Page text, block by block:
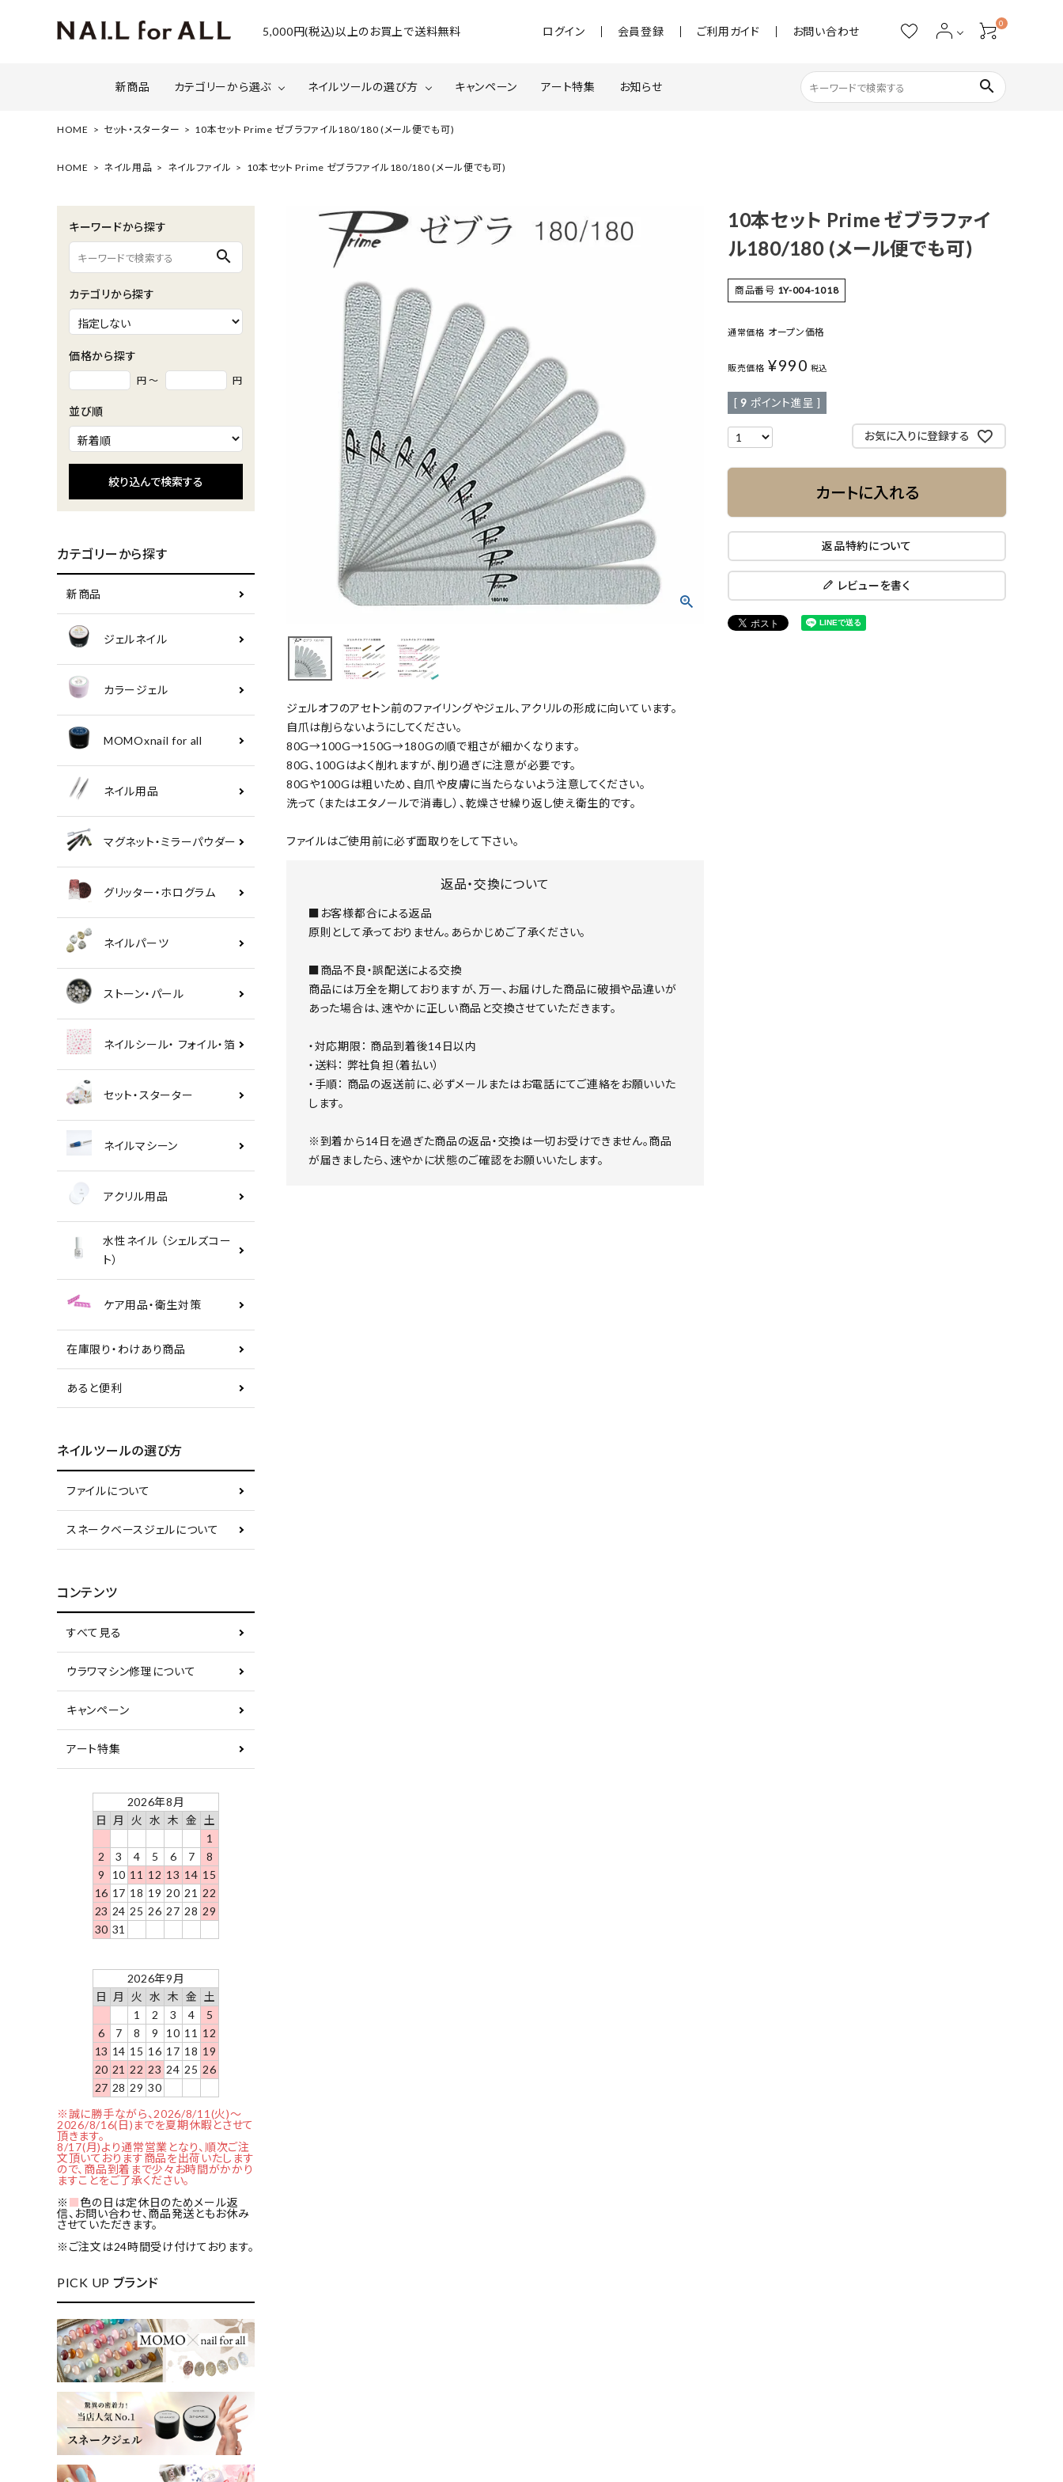
5,000円(税込)以上のお買上で送料無料 ログイン 会員登録 ご利用ガイド お問い合わせ
0
新商品 カテゴリーから選ぶ
ネイルシール・ フォイル・箔 セット・スターター ネイルマシーン アクリル用品
水性ネイル （シェルズコート） ケア用品・衛生対策
セミナー情報 セール特集ページ
ネイルツールの選び方 キャンペーン アート特集 お知らせ search
HOME セット・スターター 10本セット Prime ゼブラファイル180/180 (メール便でも可)
HOME ネイル用品 ネイルファイル 10本セット Prime ゼブラファイル180/180 (メール便でも可)
キーワードから探す
search
カテゴリから探す
価格から探す
円 ～ 円
並び順
絞り込んで検索する
カテゴリーから探す
新商品
ジェルネイル
カラージェル
MOMOxnail for all
ネイル用品
マグネット・ミラーパウダー
グリッター・ホログラム
ネイルパーツ
ストーン・パール
ネイルシール・ フォイル・箔
セット・スターター
ネイルマシーン
アクリル用品
水性ネイル （シェルズコー
ト）
ケア用品・衛生対策
在庫限り・わけあり商品
あると便利
ネイルツールの選び方
ファイルについて
スネークベースジェルについて
コンテンツ
すべて見る
ウラワマシン修理について
キャンペーン
アート特集
2026年8月
日
月 火 水 木 金
土
1
2
3 4 5 6 7
8
9
10 11 12 13 14 15
16 17 18 19 20 21 22
23 24 25 26 27 28 29
30 31
2026年9月
日
月 火 水 木 金
土
1
2 3 4
5
6
7 8 9 10 11 12
13 14 15 16 17 18 19
20 21 22 23 24 25 26
27 28 29 30
※誠に勝手ながら、2026/8/11(火)～
2026/8/16(日)までを夏期休暇とさせて
頂きます。
8/17(月)より通常営業となり、順次ご注
文頂いております商品を出荷いたします
ので、商品到着まで少々お時間がかかり
ますことをご了承ください。
※ ■色の日は定休日のためメール返
信、お問い合わせ、商品発送ともお休み
させていただきます。
※ご注文は24時間受け付けております。
PICK UP ブランド
ジェルオフのアセトン前のファイリングやジェル、アクリルの形成に向いています。
自爪は削らないようにしてください。
80G→100G→150G→180Gの順で粗さが細かくなります。
80G、100Gはよく削れますが、削り過ぎに注意が必要です。
80Gや100Gは粗いため、自爪や皮膚に当たらないよう注意してください。
洗って（またはエタノールで消毒し）、乾燥させ繰り返し使え衛生的です。
ファイルはご使用前に必ず面取りをして下さい。
返品・交換について
■お客様都合による返品
原則として承っておりません。あらかじめご了承ください。
■商品不良・誤配送による交換
商品には万全を期しておりますが、万一、お届けした商品に破損や品違いが
あった場合は、速やかに正しい商品と交換させていただきます。
・対応期限： 商品到着後14日以内
・送料： 弊社負担（着払い）
・手順： 商品の返送前に、必ずメールまたはお電話にてご連絡をお願いいた
します。
※到着から14日を過ぎた商品の返品・交換は一切お受けできません。商品
が届きましたら、速やかに状態のご確認をお願いいたします。
10本セット Prime ゼブラファイ
ル180/180 (メール便でも可)
商品番号 1Y-004-1018
通常価格 オープン価格
販売価格 ¥990 税込
[ 9 ポイント進呈 ]
お気に入りに登録する
カートに入れる
返品特約について
レビューを書く